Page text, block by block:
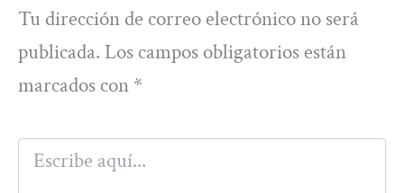
Tu dirección de correo electrónico no será
publicada. Los campos obligatorios están
marcados con *
Escribe
aquí...